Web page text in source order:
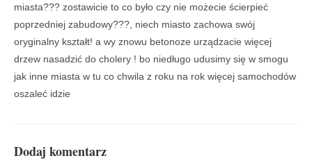
miasta??? zostawicie to co było czy nie możecie ścierpieć
poprzedniej zabudowy???, niech miasto zachowa swój
oryginalny kształt! a wy znowu betonoze urządzacie więcej
drzew nasadzić do cholery ! bo niedługo udusimy się w smogu
jak inne miasta w tu co chwila z roku na rok więcej samochodów
oszaleć idzie
Dodaj komentarz